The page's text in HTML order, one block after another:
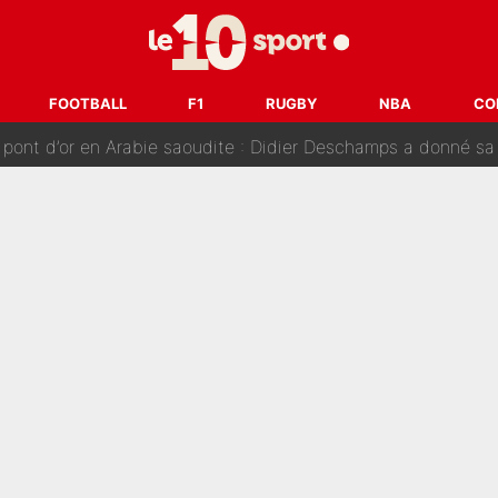
FOOTBALL F1 RUGBY NBA
ont de la concurrence ? L’IA annonce les 5 joueurs qui vont
: Fabrizio Romano dévoile déjà la stratégie du PSG
d’or en Arabie saoudite : Didier Deschamps a donné